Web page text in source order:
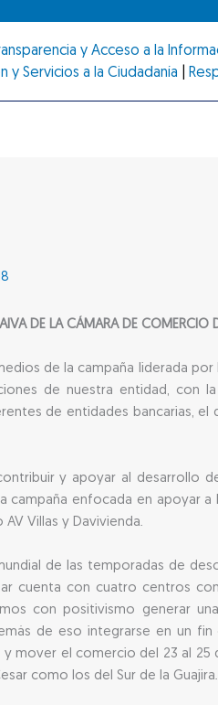
y Acceso a la
y Servicios a la Ciudadanía
DE LA CÁMARA DE COMERCIO
de la campaña liderada por
de nuestra entidad,
de entidades bancarias,
y apoyar al desarrollo
campaña enfocada en
Villas y Davivienda.
de las temporadas de
cuenta con cuatro centros
con positivismo generar
de eso integrarse en un
mover el comercio del 23 al
como los del Sur de la Guajira.